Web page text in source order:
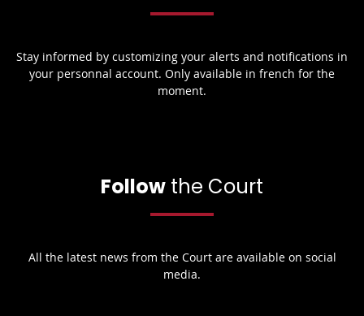
Stay informed by customizing your alerts and notifications in
your personnal account. Only available in french for the
moment.
Follow the Court
All the latest news from the Court are available on social
media.